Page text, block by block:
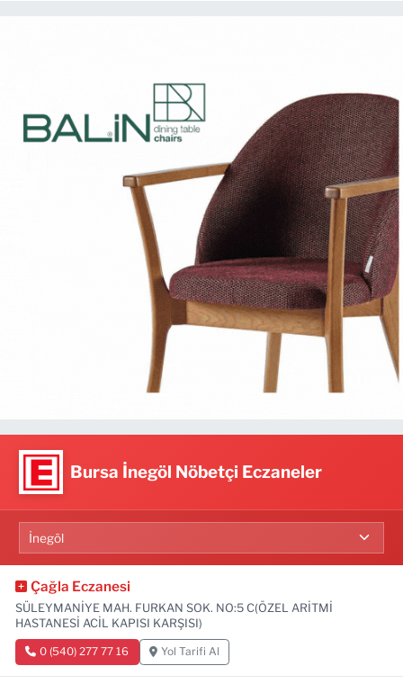
Bursa İnegöl Nöbetçi Eczaneler
Çağla Eczanesi
SÜLEYMANİYE MAH. FURKAN SOK. NO:5 C(ÖZEL ARİTMİ
HASTANESİ ACİL KAPISI KARŞISI)
0 (540) 277 77 16 Yol Tarifi Al